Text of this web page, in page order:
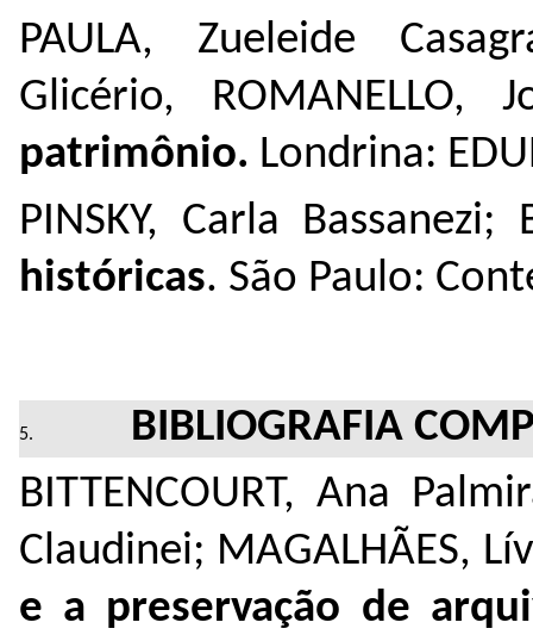
PAULA, Zueleide
Glicério,
patrimônio. Londrina:
PINSKY, Carla
históricas. São Paulo:
BIBLIOGRAFIA
BITTENCOURT, Ana
Claudinei; MAGALHÃES,
e a preservação de